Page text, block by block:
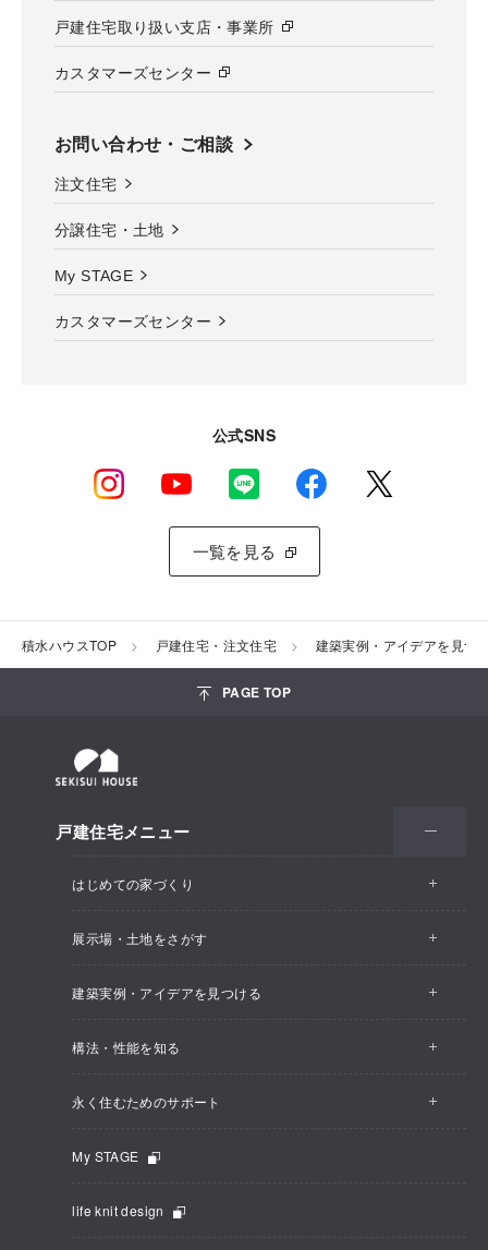
戸建住宅取り扱い支店・事業所
カスタマーズセンター
お問い合わせ・ご相談
注文住宅
分譲住宅・土地
My STAGE
カスタマーズセンター
公式SNS
一覧を見る
積水ハウスTOP 戸建住宅・注文住宅 建築実例・アイデアを見つ
PAGE TOP
戸建住宅メニュー
はじめての家づくり
展示場・土地をさがす
建築実例・アイデアを見つける
構法・性能を知る
永く住むためのサポート
My STAGE
life knit design